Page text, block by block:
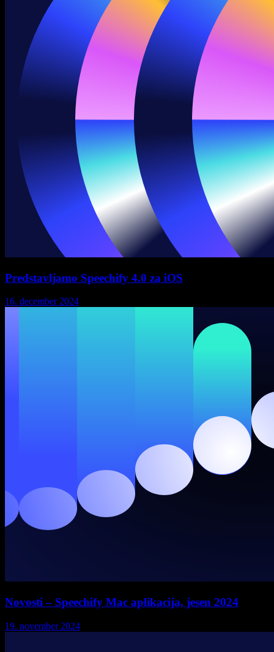
Predstavljamo Speechify 4.0 za iOS
16. december 2024
Novosti – Speechify Mac aplikacija, jesen 2024
19. november 2024